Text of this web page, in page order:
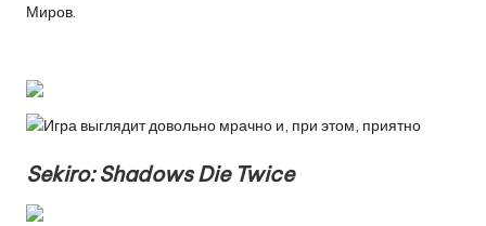
Миров.
Sekiro: Shadows Die Twice